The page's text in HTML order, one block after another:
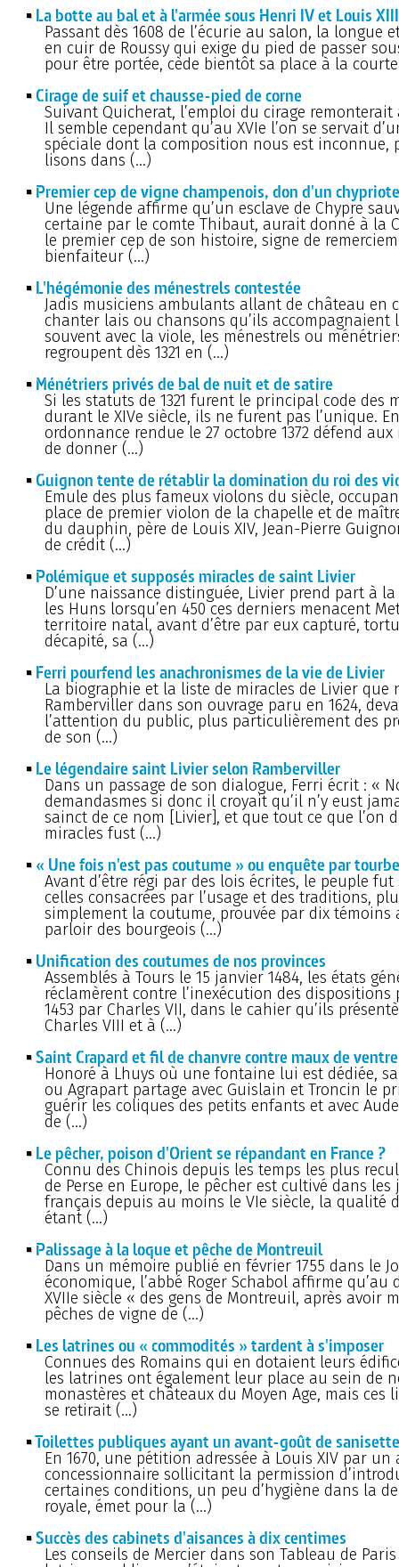
La botte au bal et à l'armée sous Henri IV et Louis XIII
Passant dès 1608 de l’écurie au salon, la longue
en cuir de Roussy qui exige du pied de passer
pour être portée, cède bientôt sa place à la
Cirage de suif et chausse-pied de corne
Suivant Quicherat, l’emploi du cirage remonterait
Il semble cependant qu’au XVIe l’on se servait
spéciale dont la composition nous est inconnue,
lisons dans (…)
Premier cep de vigne champenois, don d'un
Une légende affirme qu’un esclave de Chypre
certaine par le comte Thibaut, aurait donné à la
le premier cep de son histoire, signe de
bienfaiteur (…)
L'hégémonie des ménestrels contestée
Jadis musiciens ambulants allant de château en
chanter lais ou chansons qu’ils accompagnaient
souvent avec la viole, les ménestrels ou
regroupent dès 1321 en (…)
Ménétriers privés de bal de nuit et de satire
Si les statuts de 1321 furent le principal code des
durant le XIVe siècle, ils ne furent pas l’unique.
ordonnance rendue le 27 octobre 1372 défend
de donner (…)
Guignon tente de rétablir la domination du roi des
Emule des plus fameux violons du siècle,
place de premier violon de la chapelle et de
du dauphin, père de Louis XIV, Jean-Pierre
de crédit (…)
Polémique et supposés miracles de saint Livier
D’une naissance distinguée, Livier prend part à
les Huns lorsqu’en 450 ces derniers menacent
territoire natal, avant d’être par eux capturé,
décapité, sa (…)
Ferri pourfend les anachronismes de la vie de Livier
La biographie et la liste de miracles de Livier que
Ramberviller dans son ouvrage paru en 1624,
l’attention du public, plus particulièrement des
de son (…)
Le légendaire saint Livier selon Ramberviller
Dans un passage de son dialogue, Ferri écrit : «
demandasmes si donc il croyait qu’il n’y eust
sainct de ce nom [Livier], et que tout ce que l’on
miracles fust (…)
« Une fois n'est pas coutume » ou enquête par tourbe
Avant d’être régi par des lois écrites, le peuple
celles consacrées par l’usage et des traditions,
simplement la coutume, prouvée par dix témoins
parloir des bourgeois (…)
Unification des coutumes de nos provinces
Assemblés à Tours le 15 janvier 1484, les états
réclamèrent contre l’inexécution des dispositions
1453 par Charles VII, dans le cahier qu’ils
Charles VIII et à (…)
Saint Crapard et fil de chanvre contre maux de ventre
Honoré à Lhuys où une fontaine lui est dédiée,
ou Agrapart partage avec Guislain et Troncin le
guérir les coliques des petits enfants et avec
de (…)
Le pêcher, poison d'Orient se répandant en France ?
Connu des Chinois depuis les temps les plus
de Perse en Europe, le pêcher est cultivé dans les
français depuis au moins le VIe siècle, la qualité
étant (…)
Palissage à la loque et pêche de Montreuil
Dans un mémoire publié en février 1755 dans le
économique, l’abbé Roger Schabol affirme qu’au
XVIIe siècle « des gens de Montreuil, après avoir
pêches de vigne de (…)
Les latrines ou « commodités » tardent à s'imposer
Connues des Romains qui en dotaient leurs
les latrines ont également leur place au sein de
monastères et châteaux du Moyen Age, mais ces
se retirait (…)
Toilettes publiques ayant un avant-goût de
En 1670, une pétition adressée à Louis XIV par un
concessionnaire sollicitant la permission
certaines conditions, un peu d’hygiène dans la
royale, émet pour la (…)
Succès des cabinets d'aisances à dix centimes
Les conseils de Mercier dans son Tableau de Paris